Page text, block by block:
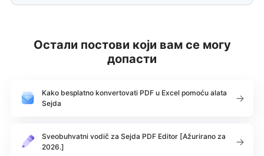
Остали постови који вам се могу
допасти
Kako besplatno konvertovati PDF u Excel pomoću alata
Sejda
Sveobuhvatni vodič za Sejda PDF Editor [Ažurirano za
2026.]